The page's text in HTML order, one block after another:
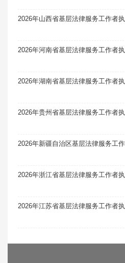
2026年山西省基层法律服务工作者
2026年河南省基层法律服务工作者
2026年湖南省基层法律服务工作者
2026年贵州省基层法律服务工作者
2026年浙江省基层法律服务工作者
2026年江苏省基层法律服务工作者